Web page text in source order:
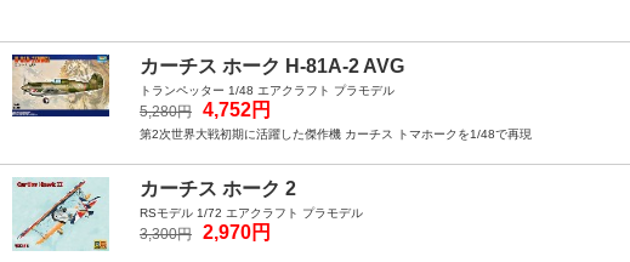
カーチス ホーク H-81A-2 AVG
トランペッター 1/48 エアクラフト プラモデル
5,280円 4,752円
第2次世界大戦初期に活躍した傑作機 カーチス トマホークを1/48で再現
カーチス ホーク 2
RSモデル 1/72 エアクラフト プラモデル
3,300円 2,970円